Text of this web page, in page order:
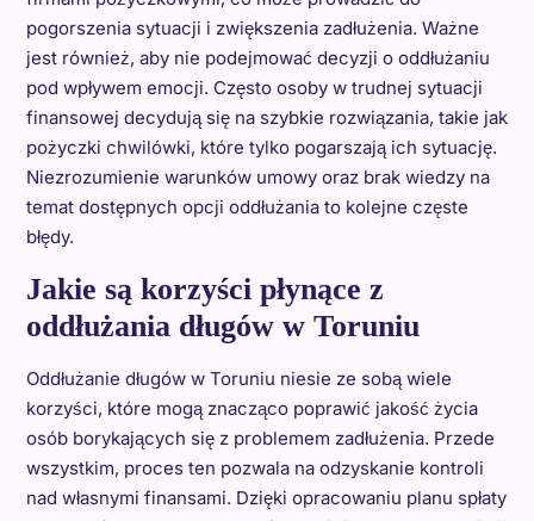
pogorszenia sytuacji i zwiększenia zadłużenia. Ważne
jest również, aby nie podejmować decyzji o oddłużaniu
pod wpływem emocji. Często osoby w trudnej sytuacji
finansowej decydują się na szybkie rozwiązania, takie jak
pożyczki chwilówki, które tylko pogarszają ich sytuację.
Niezrozumienie warunków umowy oraz brak wiedzy na
temat dostępnych opcji oddłużania to kolejne częste
błędy.
Jakie są korzyści płynące z
oddłużania długów w Toruniu
Oddłużanie długów w Toruniu niesie ze sobą wiele
korzyści, które mogą znacząco poprawić jakość życia
osób borykających się z problemem zadłużenia. Przede
wszystkim, proces ten pozwala na odzyskanie kontroli
nad własnymi finansami. Dzięki opracowaniu planu spłaty